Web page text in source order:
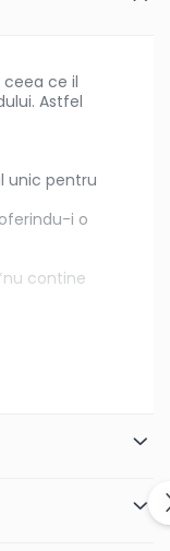
ce il
Astfel
unic pentru
i o
contine